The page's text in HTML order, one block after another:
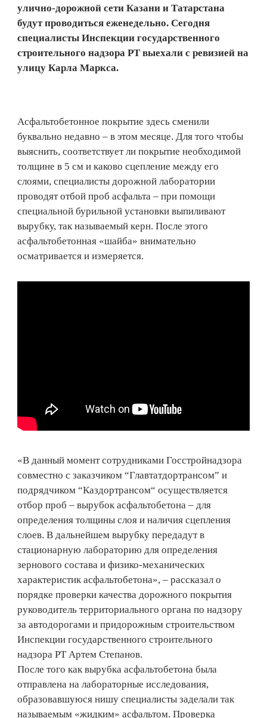
улично-дорожной сети Казани и Татарстана
будут проводиться еженедельно. Сегодня
специалисты Инспекции государственного
строительного надзора РТ выехали с ревизией на
улицу Карла Маркса.
Асфальтобетонное покрытие здесь сменили
буквально недавно – в этом месяце. Для того чтобы
выяснить, соответствует ли покрытие необходимой
толщине в 5 см и каково сцепление между его
слоями, специалисты дорожной лаборатории
проводят отбой проб асфальта – при помощи
специальной бурильной установки выпиливают
вырубку, так называемый керн. После этого
асфальтобетонная «шайба» внимательно
осматривается и измеряется.
«В данный момент сотрудниками Госстройнадзора
совместно с заказчиком “Главтатдортрансом” и
подрядчиком “Каздортрансом“ осуществляется
отбор проб – вырубок асфальтобетона – для
определения толщины слоя и наличия сцепления
слоев. В дальнейшем вырубку передадут в
стационарную лабораторию для определения
зернового состава и физико-механических
характеристик асфальтобетона», – рассказал о
порядке проверки качества дорожного покрытия
руководитель территориального органа по надзору
за автодорогами и придорожным строительством
Инспекции государственного строительного
надзора РТ Артем Степанов.
После того как вырубка асфальтобетона была
отправлена на лабораторные исследования,
образовавшуюся нишу специалисты заделали так
называемым «жидким» асфальтом. Проверка